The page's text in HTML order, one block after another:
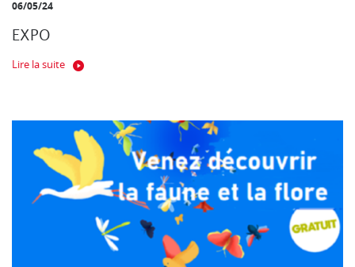
06/05/24
EXPO
Lire la suite